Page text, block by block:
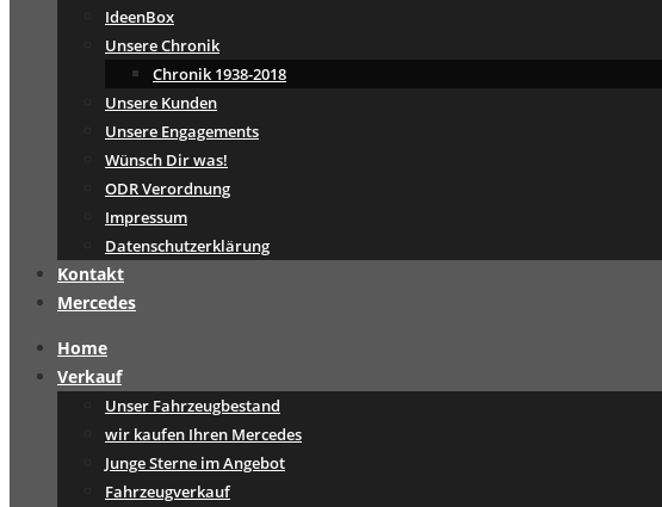
IdeenBox
Unsere Chronik
Chronik 1938-2018
Unsere Kunden
Unsere Engagements
Wünsch Dir was!
ODR Verordnung
Impressum
Datenschutzerklärung
Kontakt
Mercedes
Home
Verkauf
Unser Fahrzeugbestand
wir kaufen Ihren Mercedes
Junge Sterne im Angebot
Fahrzeugverkauf